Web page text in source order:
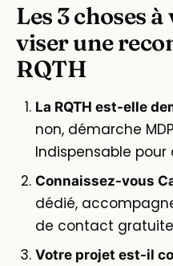
Les 3 choses
viser une
RQTH
La RQTH est-elle
non, démarche
Indispensable
Connaissez-vous
dédié,
de contact
Votre projet est-il